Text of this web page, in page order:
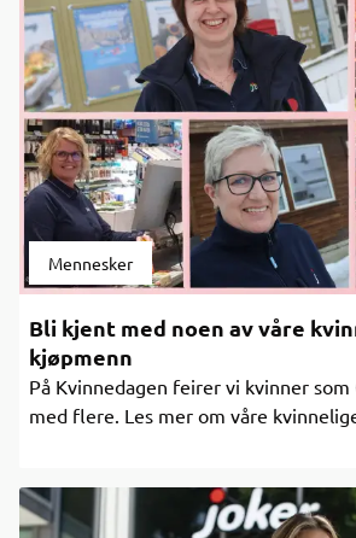
Mennesker
Bli kjent med noen av våre
kjøpmenn
På Kvinnedagen feirer vi kvinner som
med flere. Les mer om våre